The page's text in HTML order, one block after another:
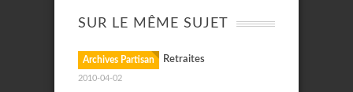
SUR LE MÊME SUJET
Archives Partisan Retraites
2010-04-02